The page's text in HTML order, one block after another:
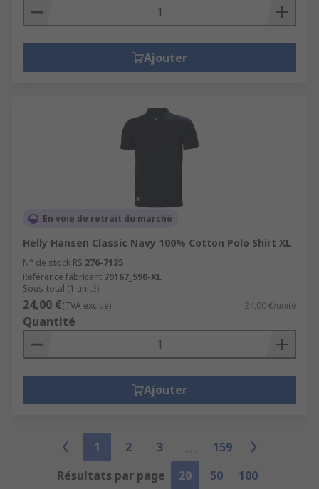
Ajouter
En voie de retrait du marché
Helly Hansen Classic Navy 100% Cotton Polo Shirt XL
N° de stock RS 276-7135
Référence fabricant 79167_590-XL
Sous-total (1 unité)
24,00 €(TVA exclue) 24,00 €/unité
Quantité
Ajouter
1 2 3
159
Résultats par page
20 50 100